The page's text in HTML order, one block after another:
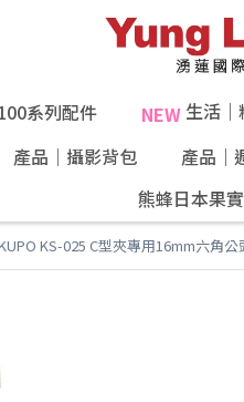
系列配件 NEW生活｜
產品｜攝影背包
產品｜
熊蜂日本果
KS-025 C型夾專用16mm六角